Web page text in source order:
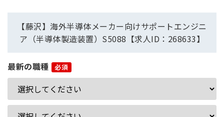
【藤沢】海外半導体メーカー向けサポートエンジニ
ア（半導体製造装置）S5088【求人ID：268633】
最新の職種